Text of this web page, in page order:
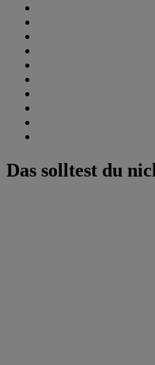
Das solltest du